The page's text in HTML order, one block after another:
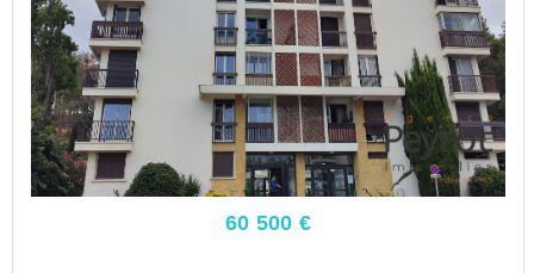
60 500 €